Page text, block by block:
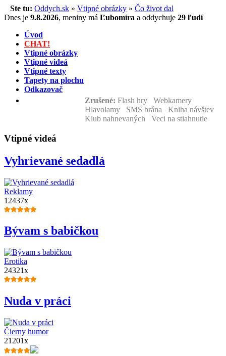
Ste tu: Oddych.sk » Vtipné obrázky » Čo život dal
Dnes je 9.8.2026, meniny má Ľubomíra a oddychuje 29 ľudí
Úvod
CHAT!
Vtipné obrázky
Vtipné videá
Vtipné texty
Tapety na plochu
Odkazovač
Zrušené: Flash hry Webkamery
Hlavolamy SMS brána Kniha návštev
Klub nahnevaných Veci na stiahnutie
Vtipné videá
Vyhrievané sedadlá
Reklamy
12437x
Bývam s babičkou
Erotika
24321x
Nuda v práci
Čierny humor
21201x